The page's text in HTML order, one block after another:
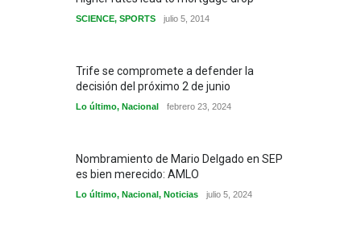
SCIENCE, SPORTS julio 5, 2014
Trife se compromete a defender la
decisión del próximo 2 de junio
Lo último, Nacional febrero 23, 2024
Nombramiento de Mario Delgado en SEP
es bien merecido: AMLO
Lo último, Nacional, Noticias julio 5, 2024